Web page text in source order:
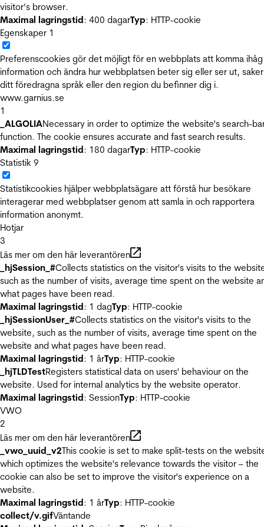
visitor’s browser.
Maximal lagringstid: 400 dagarTyp: HTTP-cookie
Egenskaper 1
Preferenscookies gör det möjligt för en webbplats att komma ihåg
information och ändra hur webbplatsen beter sig eller ser ut,
ditt föredragna språk eller den region du befinner dig i.
www.garnius.se
1
_ALGOLIANecessary in order to optimize the website's search-
function. The cookie ensures accurate and fast search results.
Maximal lagringstid: 180 dagarTyp: HTTP-cookie
Statistik 9
Statistikcookies hjälper webbplatsägare att förstå hur besökare
interagerar med webbplatser genom att samla in och rapportera
information anonymt.
Hotjar
3
Läs mer om den här leverantören
_hjSession_#Collects statistics on the visitor's visits to the
such as the number of visits, average time spent on the website
what pages have been read.
Maximal lagringstid: 1 dagTyp: HTTP-cookie
_hjSessionUser_#Collects statistics on the visitor's visits to the
website, such as the number of visits, average time spent on the
website and what pages have been read.
Maximal lagringstid: 1 årTyp: HTTP-cookie
_hjTLDTestRegisters statistical data on users' behaviour on the
website. Used for internal analytics by the website operator.
Maximal lagringstid: SessionTyp: HTTP-cookie
VWO
2
Läs mer om den här leverantören
_vwo_uuid_v2This cookie is set to make split-tests on the
which optimizes the website's relevance towards the visitor – the
cookie can also be set to improve the visitor's experience on a
website.
Maximal lagringstid: 1 årTyp: HTTP-cookie
collect/v.gifVäntande